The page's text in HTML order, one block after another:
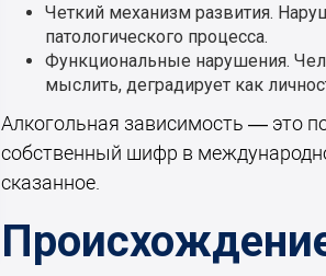
Четкий механизм развития.
патологического процесса.
Функциональные нарушения.
мыслить, деградирует как
Алкогольная зависимость — это
собственный шифр в
сказанное.